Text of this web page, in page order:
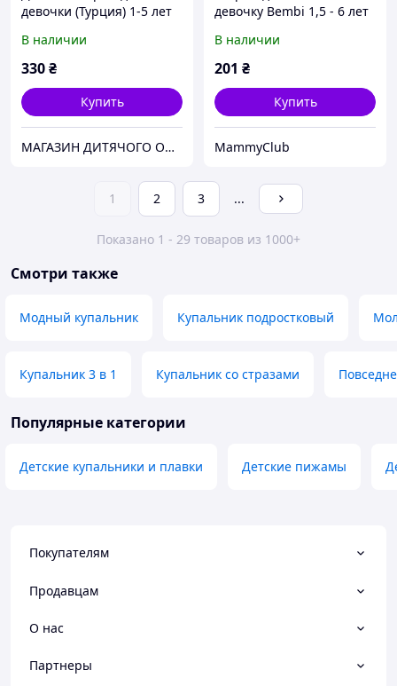
девочки (Турция) 1-5 лет
В наличии
330₴
Купить
МАГАЗИН ДИТЯЧОГО ОДЯГУ " Four seasons"
девочку Bembi 1,5 - 6 лет
ШР734 98
В наличии
201 ₴
Купить
MammyClub
1 2 3 ...
Показано 1 - 29 товаров из 1000+
Смотри также
Модный купальник Купальник подростковый
Купальник 3 в 1 Купальник со стразами
Популярные категории
Детские купальники и плавки Детские пижамы
Покупателям
Продавцам
О нас
Партнеры